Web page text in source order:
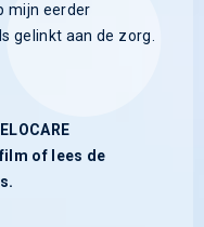
mijn eerder
gelinkt aan de zorg.
of lees de